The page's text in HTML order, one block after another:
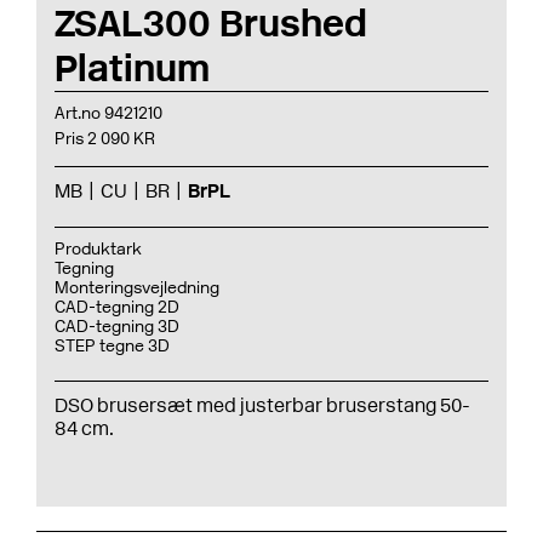
ZSAL300 Brushed
Platinum
Art.no 9421210
Pris 2 090 KR
MB CU BR BrPL
Produktark
Tegning
Monteringsvejledning
CAD-tegning 2D
CAD-tegning 3D
STEP tegne 3D
DSO brusersæt med justerbar bruserstang 50-
84 cm.